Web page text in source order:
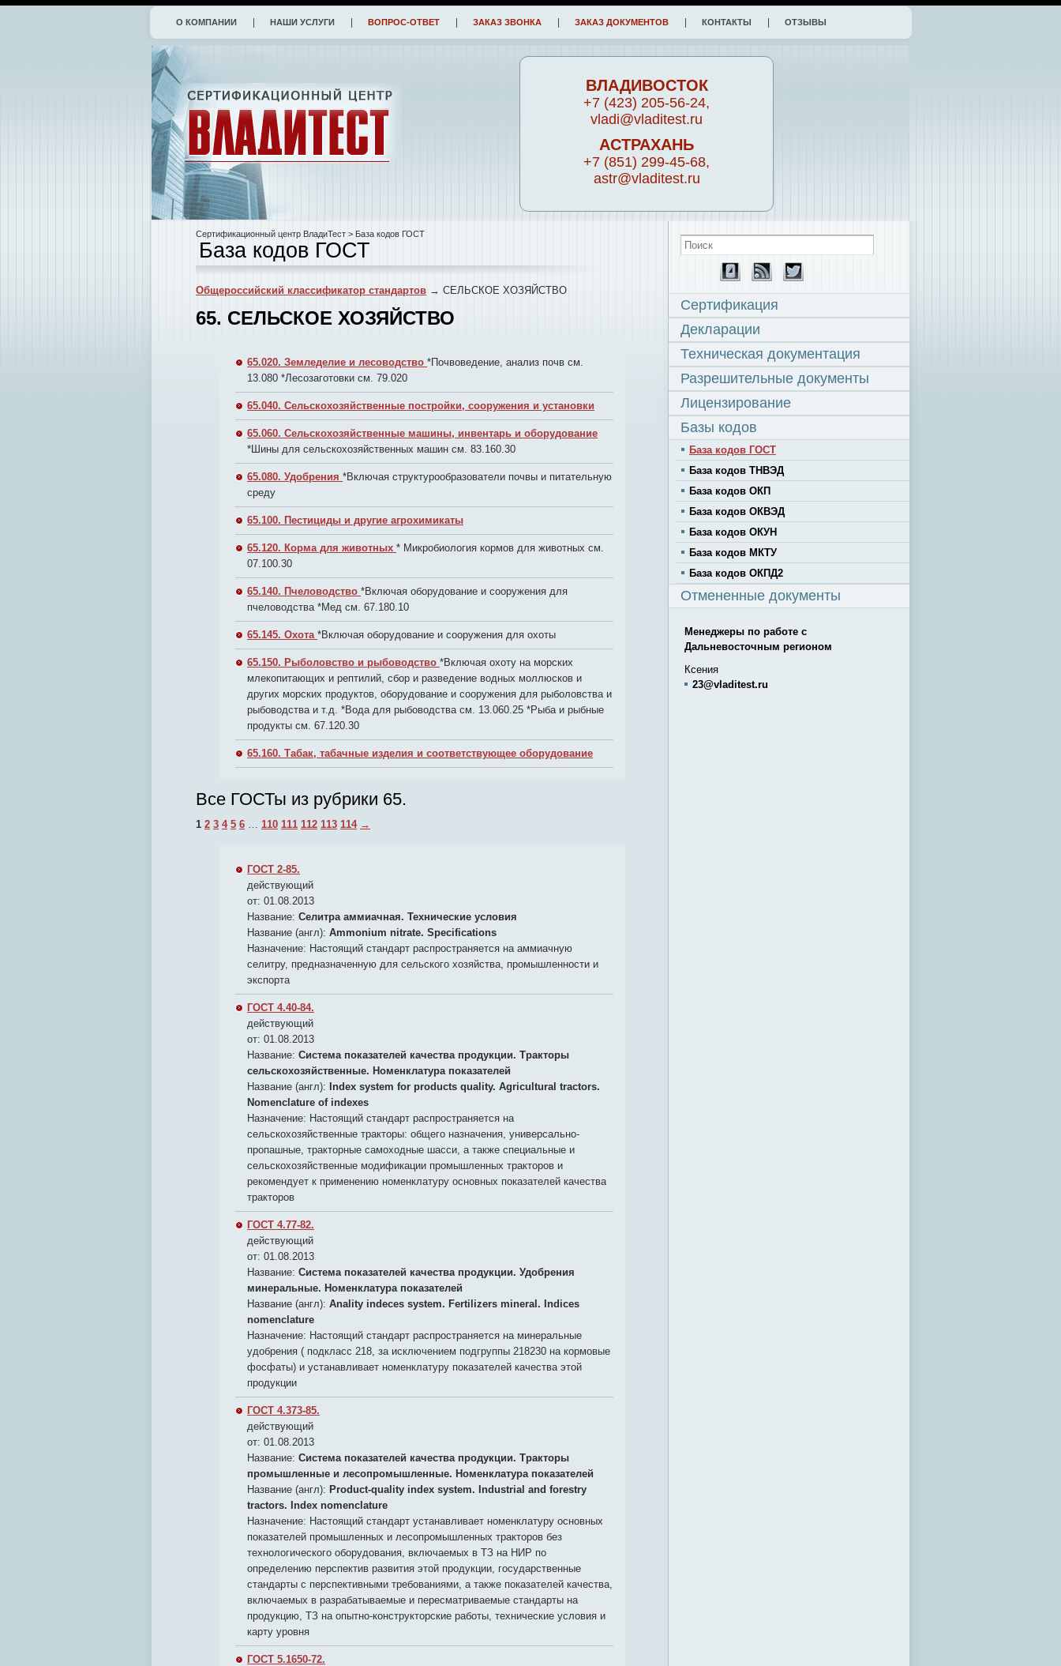
О КОМПАНИИ НАШИ УСЛУГИ ВОПРОС-ОТВЕТ ЗАКАЗ ЗВОНКА ЗАКАЗ ДОКУМЕНТОВ КОНТАКТЫ ОТЗЫВЫ
ВЛАДИВОСТОК
+7 (423) 205-56-24,
vladi@vladitest.ru
АСТРАХАНЬ
+7 (851) 299-45-68,
astr@vladitest.ru
Сертификационный центр ВладиТест > База кодов ГОСТ
База кодов ГОСТ
Общероссийский классификатор стандартов → СЕЛЬСКОЕ ХОЗЯЙСТВО
65. СЕЛЬСКОЕ ХОЗЯЙСТВО
65.020. Земледелие и лесоводство *Почвоведение, анализ почв см.
13.080 *Лесозаготовки см. 79.020
65.040. Сельскохозяйственные постройки, сооружения и установки
65.060. Сельскохозяйственные машины, инвентарь и оборудование
*Шины для сельскохозяйственных машин см. 83.160.30
65.080. Удобрения *Включая структурообразователи почвы и питательную
среду
65.100. Пестициды и другие агрохимикаты
65.120. Корма для животных * Микробиология кормов для животных см.
07.100.30
65.140. Пчеловодство *Включая оборудование и сооружения для
пчеловодства *Мед см. 67.180.10
65.145. Охота *Включая оборудование и сооружения для охоты
65.150. Рыболовство и рыбоводство *Включая охоту на морских
млекопитающих и рептилий, сбор и разведение водных моллюсков и
других морских продуктов, оборудование и сооружения для рыболовства и
рыбоводства и т.д. *Вода для рыбоводства см. 13.060.25 *Рыба и рыбные
продукты см. 67.120.30
65.160. Табак, табачные изделия и соответствующее оборудование
Все ГОСТы из рубрики 65.
1 2 3 4 5 6 … 110 111 112 113 114 →
ГОСТ 2-85.
действующий
от: 01.08.2013
Название: Селитра аммиачная. Технические условия
Название (англ): Ammonium nitrate. Specifications
Назначение: Настоящий стандарт распространяется на аммиачную
селитру, предназначенную для сельского хозяйства, промышленности и
экспорта
ГОСТ 4.40-84.
действующий
от: 01.08.2013
Название: Система показателей качества продукции. Тракторы
сельскохозяйственные. Номенклатура показателей
Название (англ):
Index system for products quality. Agricultural tractors.
Nomenclature of indexes
Назначение: Настоящий стандарт распространяется на
сельскохозяйственные тракторы: общего назначения, универсально-
пропашные, тракторные самоходные шасси, а также специальные и
сельскохозяйственные модификации промышленных тракторов и
рекомендует к применению номенклатуру основных показателей качества
тракторов
ГОСТ 4.77-82.
действующий
от: 01.08.2013
Название: Система показателей качества продукции. Удобрения
минеральные. Номенклатура показателей
Название (англ): Anality indeces system. Fertilizers mineral. Indices
nomenclature
Назначение: Настоящий стандарт распространяется на минеральные
удобрения ( подкласс 218, за исключением подгруппы 218230 на кормовые
фосфаты) и устанавливает номенклатуру показателей качества этой
продукции
ГОСТ 4.373-85.
действующий
от: 01.08.2013
Название: Система показателей качества продукции. Тракторы
промышленные и лесопромышленные. Номенклатура показателей
Название (англ): Product-quality index system. Industrial and forestry
tractors. Index nomenclature
Назначение: Настоящий стандарт устанавливает номенклатуру основных
показателей промышленных и лесопромышленных тракторов без
технологического оборудования, включаемых в ТЗ на НИР по
определению перспектив развития этой продукции, государственные
стандарты с перспективными требованиями, а также показателей качества,
включаемых в разрабатываемые и пересматриваемые стандарты на
продукцию, ТЗ на опытно-конструкторские работы, технические условия и
карту уровня
ГОСТ 5.1650-72.
Сертификация
Декларации
Техническая документация
Разрешительные документы
Лицензирование
Базы кодов
База кодов ГОСТ
База кодов ТНВЭД
База кодов ОКП
База кодов ОКВЭД
База кодов ОКУН
База кодов МКТУ
База кодов ОКПД2
Отмененные документы
Менеджеры по работе с
Дальневосточным регионом
Ксения
23@vladitest.ru